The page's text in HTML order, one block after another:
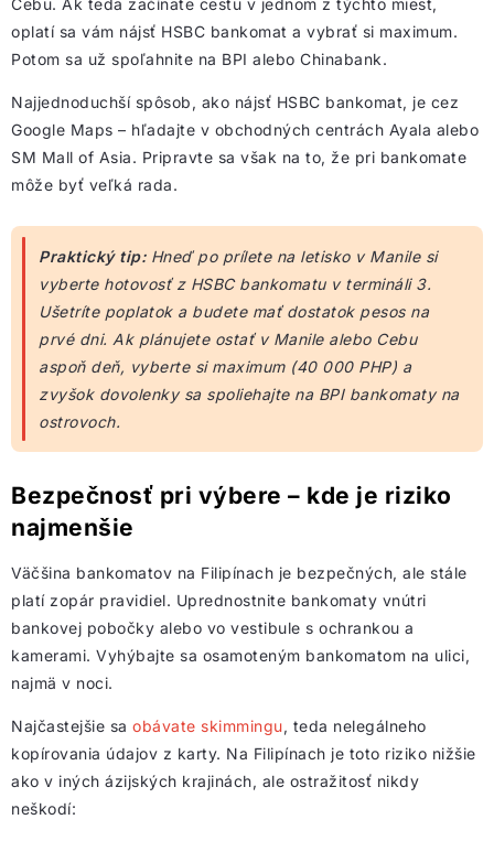
Cebu. Ak teda začínate cestu v jednom z týchto miest,
oplatí sa vám nájsť HSBC bankomat a vybrať si maximum.
Potom sa už spoľahnite na BPI alebo Chinabank.
Najjednoduchší spôsob, ako nájsť HSBC bankomat, je cez
Google Maps – hľadajte v obchodných centrách Ayala alebo
SM Mall of Asia. Pripravte sa však na to, že pri bankomate
môže byť veľká rada.
Praktický tip:Hneď po prílete na letisko v Manile si
vyberte hotovosť z HSBC bankomatu v termináli 3.
Ušetríte poplatok a budete mať dostatok pesos na
prvé dni. Ak plánujete ostať v Manile alebo Cebu
aspoň deň, vyberte si maximum (40 000 PHP) a
zvyšok dovolenky sa spoliehajte na BPI bankomaty na
ostrovoch.
Bezpečnosť pri výbere – kde je riziko
najmenšie
Väčšina bankomatov na Filipínach je bezpečných, ale stále
platí zopár pravidiel. Uprednostnite bankomaty vnútri
bankovej pobočky alebo vo vestibule s ochrankou a
kamerami. Vyhýbajte sa osamoteným bankomatom na ulici,
najmä v noci.
Najčastejšie sa obávate skimmingu, teda nelegálneho
kopírovania údajov z karty. Na Filipínach je toto riziko nižšie
ako v iných ázijských krajinách, ale ostražitosť nikdy
neškodí: